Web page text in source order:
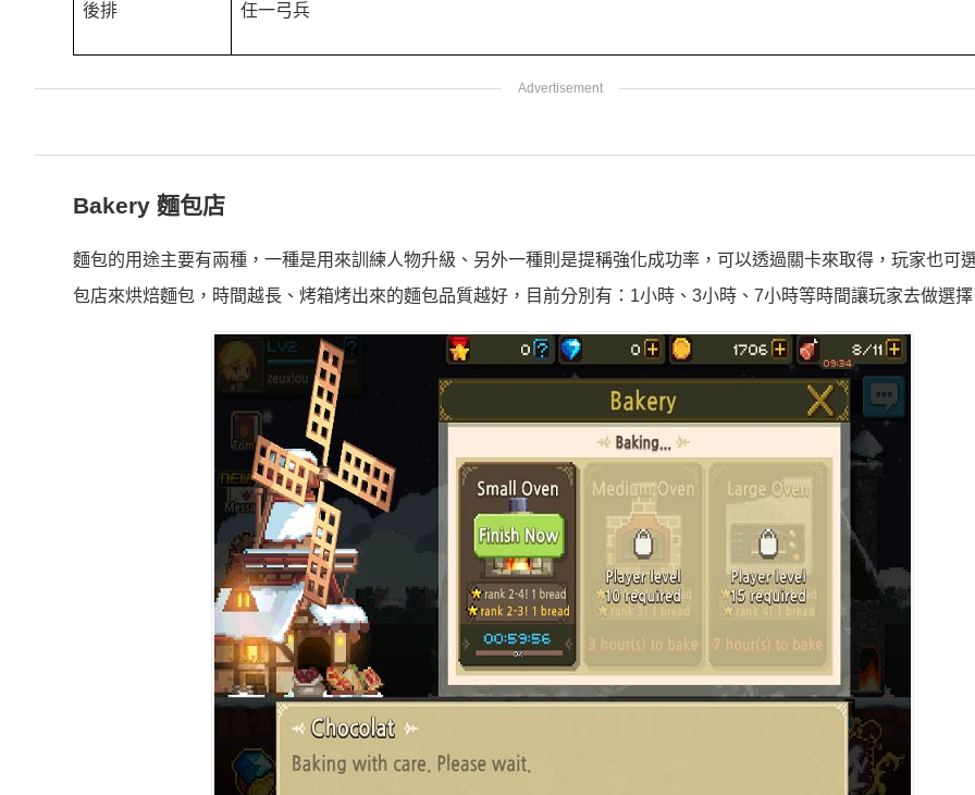
後排 任一弓兵
Bakery 麵包店
麵包的用途主要有兩種，一種是用來訓練人物升級、另外一種則是提稱強化成功率，可以透過關卡來取得，玩家也可
包店來烘焙麵包，時間越長、烤箱烤出來的麵包品質越好，目前分別有：1小時、3小時、7小時等時間讓玩家去做選擇